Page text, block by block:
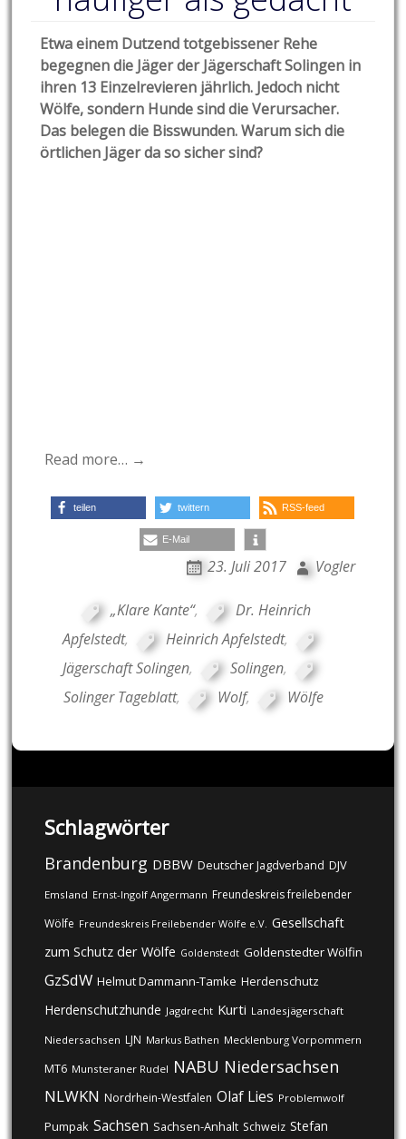
Etwa einem Dutzend totgebissener Rehe
begegnen die Jäger der Jägerschaft Solingen in
ihren 13 Einzelrevieren jährlich. Jedoch nicht
Wölfe, sondern Hunde sind die Verursacher.
Das belegen die Bisswunden. Warum sich die
örtlichen Jäger da so sicher sind?
Read more… →
teilen twittern RSS-feed
E-Mail
23. Juli 2017 Vogler
„Klare Kante“,
Dr. Heinrich
Apfelstedt, Heinrich Apfelstedt,
Jägerschaft Solingen, Solingen,
Solinger Tageblatt, Wolf, Wölfe
Schlagwörter
Brandenburg DBBW Deutscher Jagdverband DJV
Emsland Ernst-Ingolf Angermann Freundeskreis freilebender
Wölfe Freundeskreis Freilebender Wölfe e.V. Gesellschaft
zum Schutz der Wölfe Goldenstedt Goldenstedter Wölfin
GzSdW Helmut Dammann-Tamke Herdenschutz
Herdenschutzhunde Jagdrecht Kurti Landesjägerschaft
Niedersachsen LJN Markus Bathen Mecklenburg Vorpommern
MT6 Munsteraner Rudel NABU Niedersachsen
NLWKN Nordrhein-Westfalen Olaf Lies Problemwolf
Pumpak Sachsen Sachsen-Anhalt Schweiz Stefan